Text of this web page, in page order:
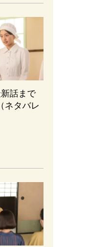
話まで
ネタバレ